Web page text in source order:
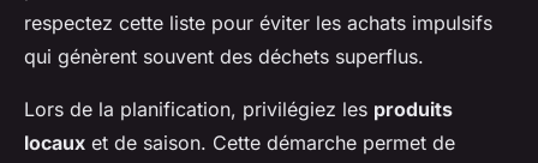
respectez cette liste pour éviter les achats impulsifs
qui génèrent souvent des déchets superflus.
Lors de la planification, privilégiez les produits
locaux et de saison. Cette démarche permet de